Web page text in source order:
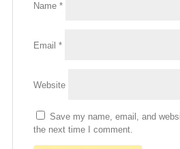
Name *
Email *
Website
Save my name, email, and
the next time I comment.